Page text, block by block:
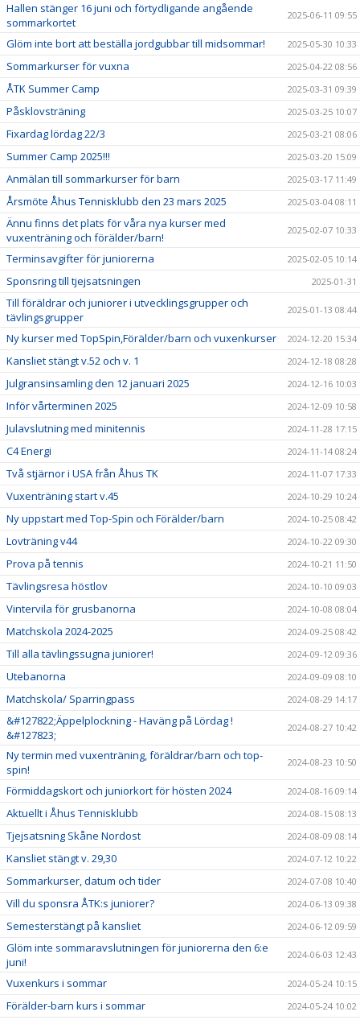
Hallen stänger 16 juni och förtydligande angående
sommarkortet
2025-06-11 09:55
Glöm inte bort att beställa jordgubbar till midsommar! 2025-05-30 10:33
Sommarkurser för vuxna 2025-04-22 08:56
ÅTK Summer Camp 2025-03-31 09:39
Påsklovsträning 2025-03-25 10:07
Fixardag lördag 22/3 2025-03-21 08:06
Summer Camp 2025!!! 2025-03-20 15:09
Anmälan till sommarkurser för barn 2025-03-17 11:49
Årsmöte Åhus Tennisklubb den 23 mars 2025 2025-03-04 08:11
Ännu finns det plats för våra nya kurser med
vuxenträning och förälder/barn!
2025-02-07 10:33
Terminsavgifter för juniorerna 2025-02-05 10:14
Sponsring till tjejsatsningen 2025-01-31
Till föräldrar och juniorer i utvecklingsgrupper och
tävlingsgrupper
2025-01-13 08:44
Ny kurser med TopSpin,Förälder/barn och vuxenkurser 2024-12-20 15:34
Kansliet stängt v.52 och v. 1 2024-12-18 08:28
Julgransinsamling den 12 januari 2025 2024-12-16 10:03
Inför vårterminen 2025 2024-12-09 10:58
Julavslutning med minitennis 2024-11-28 17:15
C4 Energi 2024-11-14 08:24
Två stjärnor i USA från Åhus TK 2024-11-07 17:33
Vuxenträning start v.45 2024-10-29 10:24
Ny uppstart med Top-Spin och Förälder/barn 2024-10-25 08:42
Lovträning v44 2024-10-22 09:30
Prova på tennis 2024-10-21 11:50
Tävlingsresa höstlov 2024-10-10 09:03
Vintervila för grusbanorna 2024-10-08 08:04
Matchskola 2024-2025 2024-09-25 08:42
Till alla tävlingssugna juniorer! 2024-09-12 09:36
Utebanorna 2024-09-09 08:10
Matchskola/ Sparringpass 2024-08-29 14:17
&#127822;Äppelplockning - Haväng på Lördag !
&#127823;
2024-08-27 10:42
Ny termin med vuxenträning, föräldrar/barn och top-
spin!
2024-08-23 10:50
Förmiddagskort och juniorkort för hösten 2024 2024-08-16 09:14
Aktuellt i Åhus Tennisklubb 2024-08-15 08:13
Tjejsatsning Skåne Nordost 2024-08-09 08:14
Kansliet stängt v. 29,30 2024-07-12 10:22
Sommarkurser, datum och tider 2024-07-08 10:40
Vill du sponsra ÅTK:s juniorer? 2024-06-13 09:38
Semesterstängt på kansliet 2024-06-12 09:59
Glöm inte sommaravslutningen för juniorerna den 6:e
juni!
2024-06-03 12:43
Vuxenkurs i sommar 2024-05-24 10:15
Förälder-barn kurs i sommar 2024-05-24 10:02